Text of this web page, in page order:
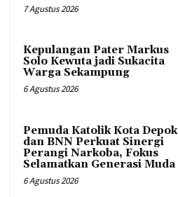
7 Agustus 2026
Kepulangan Pater Markus
Solo Kewuta jadi Sukacita
Warga Sekampung
6 Agustus 2026
Pemuda Katolik Kota Depok
dan BNN Perkuat Sinergi
Perangi Narkoba, Fokus
Selamatkan Generasi Muda
6 Agustus 2026